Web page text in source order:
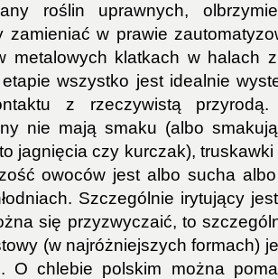
roślin uprawnych,
zamieniać w prawie
metalowych klatkach w halach
wszystko jest idealnie
z rzeczywistą
nie mają smaku (albo
jagnięcia czy kurczak),
owoców jest albo sucha
Szczególnie irytujący
się przyzwyczaić, to
(w najróżniejszych formach)
O chlebie polskim można